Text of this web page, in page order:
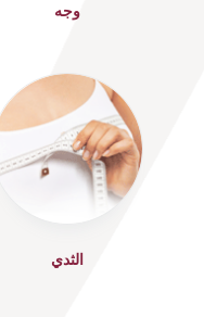
وجه
الثدي